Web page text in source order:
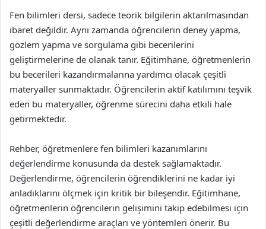
Fen bilimleri dersi, sadece teorik bilgilerin aktarılmasından
ibaret değildir. Aynı zamanda öğrencilerin deney yapma,
gözlem yapma ve sorgulama gibi becerilerini
geliştirmelerine de olanak tanır. Eğitimhane, öğretmenlerin
bu becerileri kazandırmalarına yardımcı olacak çeşitli
materyaller sunmaktadır. Öğrencilerin aktif katılımını teşvik
eden bu materyaller, öğrenme sürecini daha etkili hale
getirmektedir.
Rehber, öğretmenlere fen bilimleri kazanımlarını
değerlendirme konusunda da destek sağlamaktadır.
Değerlendirme, öğrencilerin öğrendiklerini ne kadar iyi
anladıklarını ölçmek için kritik bir bileşendir. Eğitimhane,
öğretmenlerin öğrencilerin gelişimini takip edebilmesi için
çeşitli değerlendirme araçları ve yöntemleri önerir. Bu